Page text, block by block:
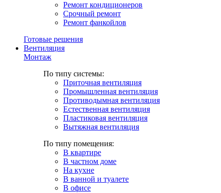
Ремонт кондиционеров
Срочный ремонт
Ремонт фанкойлов
Готовые решения
Вентиляция
Монтаж
По типу системы:
Приточная вентиляция
Промышленная вентиляция
Противодымная вентиляция
Естественная вентиляция
Пластиковая вентиляция
Вытяжная вентиляция
По типу помещения:
В квартире
В частном доме
На кухне
В ванной и туалете
В офисе